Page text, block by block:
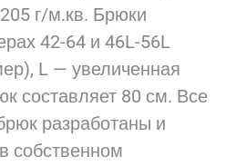
г/м.кв. Брюки
42-64 и 46L-56L
L — увеличенная
составляет 80 см. Все
разработаны и
собственном